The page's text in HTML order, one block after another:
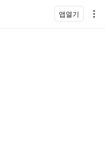
앱열기